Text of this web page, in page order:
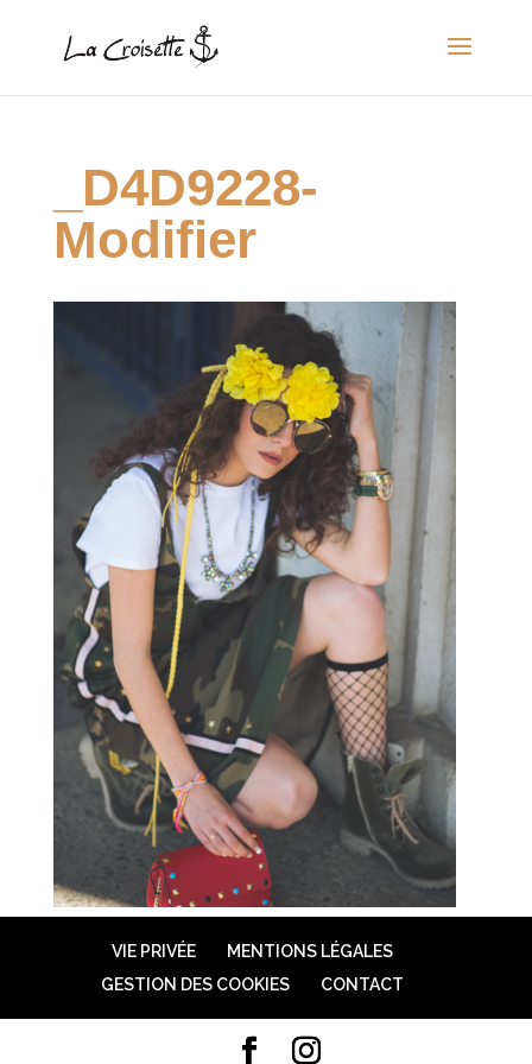
_D4D9228-
Modifier
VIE PRIVÉE
MENTIONS LÉGALES
GESTION DES COOKIES
CONTACT